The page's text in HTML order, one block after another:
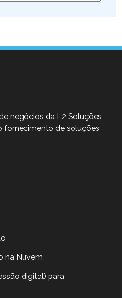
negócios da L2 Soluções
fornecimento de soluções
na Nuvem
digital) para